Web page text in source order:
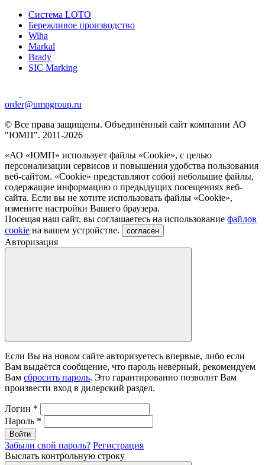
Система LOTO
Бережливое производство
Wiha
Markal
Brady
SIC Marking
order@umpgroup.ru
© Все права защищены. Объединённый сайт компании АО
"ЮМП". 2011-2026
«АО «ЮМП» использует файлы «Сookie», с целью
персонализации сервисов и повышения удобства пользования
веб-сайтом. «Cookie» представляют собой небольшие файлы,
содержащие информацию о предыдущих посещениях веб-
сайта. Если вы не хотите использовать файлы «Сookie»,
измените настройки Вашего браузера.
Посещая наш сайт, вы соглашаетесь на использование файлов
cookie на вашем устройстве. согласен
Авторизация
Если Вы на новом сайте авторизуетесь впервые, либо если
Вам выдаётся сообщение, что пароль неверный, рекомендуем
Вам сбросить пароль. Это гарантированно позволит Вам
произвести вход в дилерский раздел.
Логин *
Пароль *
Войти
Забыли свой пароль? Регистрация
Выслать контрольную строку